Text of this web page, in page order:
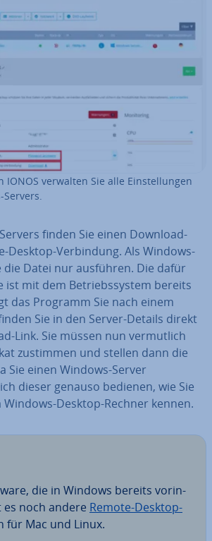
IONOS verwalten Sie alle Ein­stel­lun­gen
finden Sie einen Download-
Desktop-Ver­bin­dung. Als Windows-
die Datei nur ausführen. Die dafür
ist mit dem Be­triebs­sys­tem bereits
das Programm Sie nach einem
Sie in den Server-Details direkt
Link. Sie müssen nun ver­mut­lich
zustimmen und stellen dann die
Sie einen Windows-Server
dieser genauso bedienen, wie Sie
Desktop-Rechner kennen.
die in Windows bereits vor­in­
noch andere Remote-Desktop-
für Mac und Linux.